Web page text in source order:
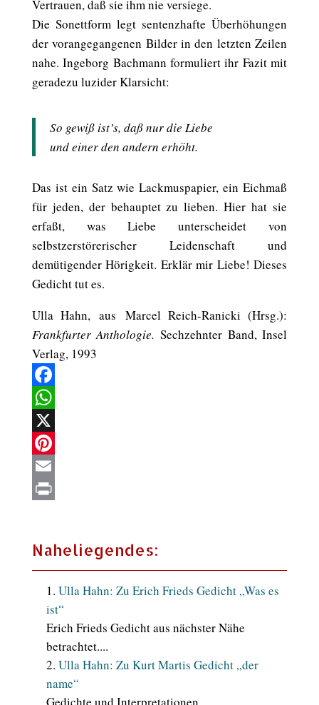
Vertrauen, daß sie ihm nie versiege.
Die Sonettform legt sentenzhafte Überhöhungen
der vorangegangenen Bilder in den letzten Zeilen
nahe. Ingeborg Bachmann formuliert ihr Fazit mit
geradezu luzider Klarsicht:
So gewiß ist’s, daß nur die Liebe
und einer den andern erhöht.
Das ist ein Satz wie Lackmuspapier, ein Eichmaß
für jeden, der behauptet zu lieben. Hier hat sie
erfaßt, was Liebe unterscheidet von
selbstzerstörerischer Leidenschaft und
demütigender Hörigkeit. Erklär mir Liebe! Dieses
Gedicht tut es.
Ulla Hahn,aus Marcel Reich-Ranicki (Hrsg.):
Frankfurter Anthologie. Sechzehnter Band, Insel
Verlag, 1993
Facebook
WhatsApp
X
Pinterest
Email
Naheliegendes:
Ulla Hahn: Zu Erich Frieds Gedicht „Was es
ist“
Erich Frieds Gedicht aus nächster Nähe
betrachtet....
Ulla Hahn: Zu Kurt Martis Gedicht „der
name“